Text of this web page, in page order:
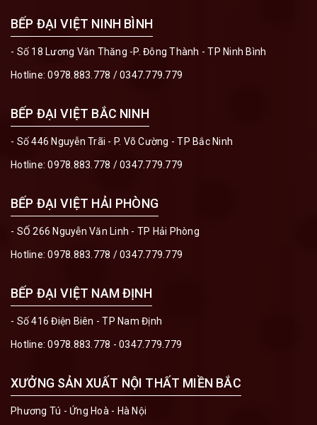
BẾP ĐẠI VIỆT NINH BÌNH
- Số 18 Lương Văn Thăng -P. Đông Thành - TP Ninh Bình
Hotline:0978.883.778 /0347.779.779
BẾP ĐẠI VIỆT BẮC NINH
- Số 446 Nguyễn Trãi - P. Võ Cường - TP Bắc Ninh
Hotline:0978.883.778 /0347.779.779
BẾP ĐẠI VIỆT HẢI PHÒNG
- SỐ 266 Nguyễn Văn Linh - TP Hải Phòng
Hotline:0978.883.778 /0347.779.779
BẾP ĐẠI VIỆT NAM ĐỊNH
- Số 416 Điện Biên - TP Nam Định
Hotline:0978.883.778 - 0347.779.779
XƯỞNG SẢN XUẤT NỘI THẤT MIỀN BẮC
Phương Tú - Ứng Hoà - Hà Nội